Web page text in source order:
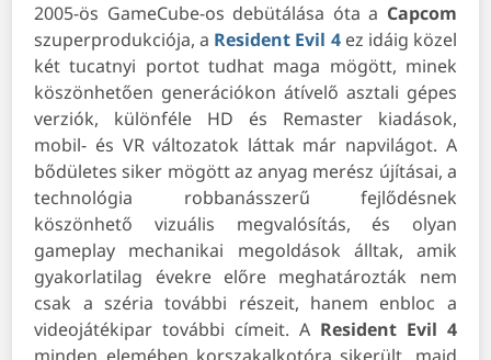
2005-ös GameCube-os debütálása óta a Capcom
szuperprodukciója, a Resident Evil 4ez idáig közel
két tucatnyi portot tudhat maga mögött, minek
köszönhetően generációkon átívelő asztali gépes
verziók, különféle HD és Remaster kiadások,
mobil- és VR változatok láttak már napvilágot. A
bődületes siker mögött az anyag merész újításai, a
technológia robbanásszerű fejlődésnek
köszönhető vizuális megvalósítás, és olyan
gameplay mechanikai megoldások álltak, amik
gyakorlatilag évekre előre meghatározták nem
csak a széria további részeit, hanem enbloc a
videojátékipar további címeit. A Resident Evil 4